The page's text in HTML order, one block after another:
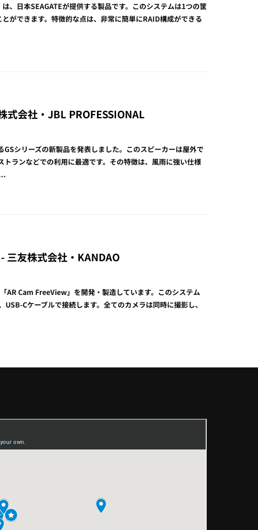
、日本SEAGATEが提供する製品です。このシステムは1つの筐
ができます。特徴的な点は、非常に簡単にRAID構成ができる
会社・JBL PROFESSIONAL
シリーズの新製品を発表しました。このスピーカーは屋外で
ランなどでの利用に最適です。その特徴は、風雨に強い仕様
友株式会社・KANDAO
AR Cam FreeView」を開発・製造しています。このシステム
Cケーブルで接続します。全てのカメラは同時に撮影し、